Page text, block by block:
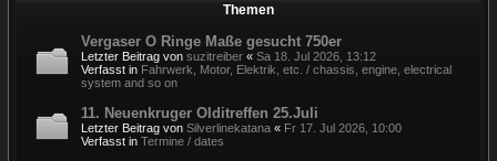
Themen
Vergaser O Ringe Maße gesucht 750er
Letzter Beitrag von suzitreiber « Sa 18. Jul 2026, 13:12
Verfasst in Fahrwerk, Motor, Elektrik, etc. / chassis, engine, electrical
system and so on
11. Neuenkruger Olditreffen 25.Juli
Letzter Beitrag von Silverlinekatana « Fr 17. Jul 2026, 10:00
Verfasst in Termine / dates